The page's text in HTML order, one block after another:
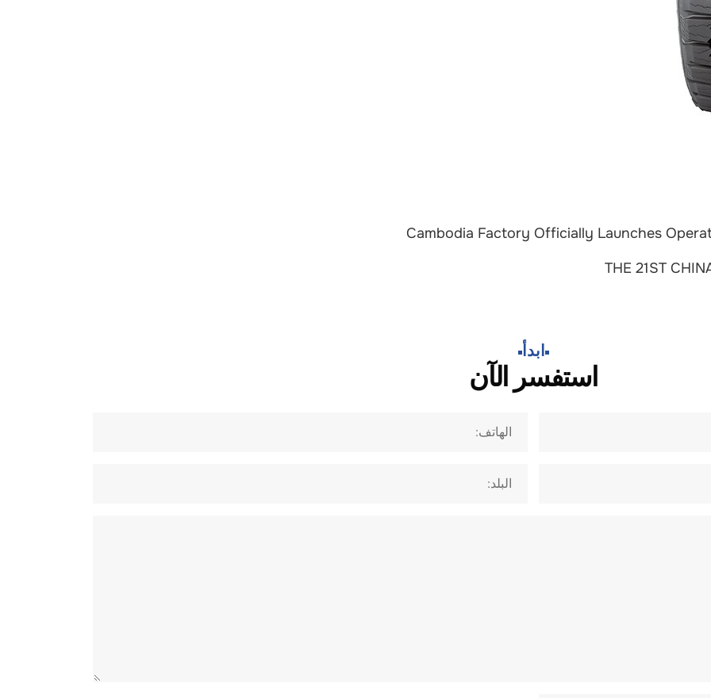
Cambodia Factory Officially Launches
THE 21ST
ابدأ​
استفسر الآن
الهاتف:
البلد: